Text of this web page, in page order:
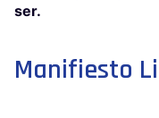
ser.
Manifiesto